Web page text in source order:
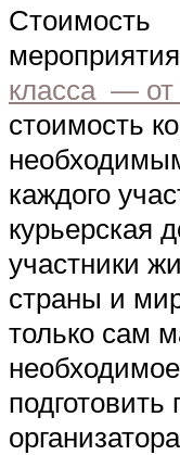
Стоимость
класса — от
стоимость
каждого
курьерская
участники
страны и
только сам
подготовить